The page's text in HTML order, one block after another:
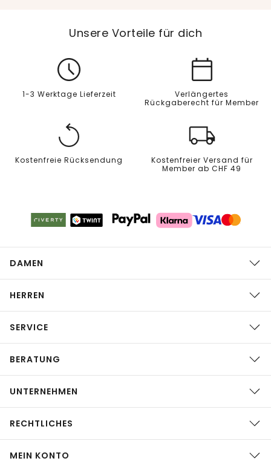
Unsere Vorteile für dich
1-3 Werktage Lieferzeit
Verlängertes
Rückgaberecht für Member
Kostenfreie Rücksendung
Kostenfreier Versand für
Member ab CHF 49
DAMEN
HERREN
SERVICE
BERATUNG
UNTERNEHMEN
RECHTLICHES
MEIN KONTO